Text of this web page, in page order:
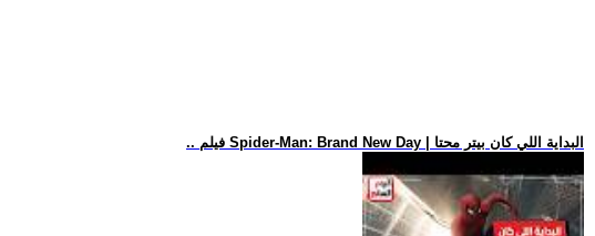
.. فيلم Spider-Man: Brand New Day | البداية اللي كان بيتر محتا